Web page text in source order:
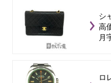
シ
高
月
ロ